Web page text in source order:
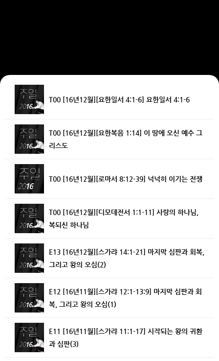
T00 [16년12월][요한일서 4:1-6] 요한일서 4:1-6
T00 [16년12월][요한복음 1:14] 이 땅에 오신 예수 그
리스도
T00 [16년12월][로마서 8:12-39] 넉넉히 이기는 전쟁
T00 [16년12월][디모데전서 1:1-11] 사랑의 하나님,
복되신 하나님
E13 [16년12월][스가랴 14:1-21] 마지막 심판과 회복,
그리고 왕의 오심(2)
E12 [16년11월][스가랴 12:1-13:9] 마지막 심판과 회
복, 그리고 왕의 오심(1)
E11 [16년11월][스가랴 11:1-17] 시작되는 왕의 귀환
과 심판(3)